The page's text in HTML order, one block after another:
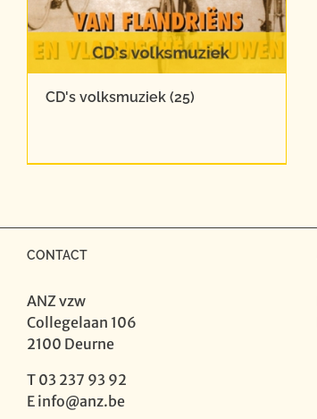
CD's volksmuziek (25)
CONTACT
ANZ vzw
Collegelaan 106
2100 Deurne
T 03 237 93 92
E info@anz.be